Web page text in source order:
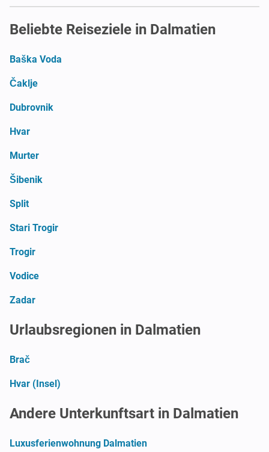
Beliebte Reiseziele in Dalmatien
Baška Voda
Čaklje
Dubrovnik
Hvar
Murter
Šibenik
Split
Stari Trogir
Trogir
Vodice
Zadar
Urlaubsregionen in Dalmatien
Brač
Hvar (Insel)
Andere Unterkunftsart in Dalmatien
Luxusferienwohnung Dalmatien